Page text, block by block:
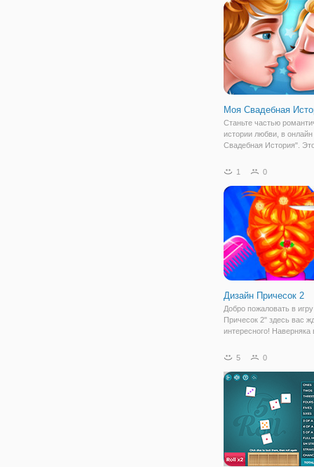
вам не составит труда.
вас ждёт
Моя Свадебная
Станьте частью
истории любви, в
Свадебная История".
которой вы поможете
нескольких этапов. На
1 0
Дизайн Причесок 2
Добро пожаловать в
Причесок 2" здесь вас
интересного! Наверняка
себе прическу сделать
ли вам новый стиль? Как
5 0